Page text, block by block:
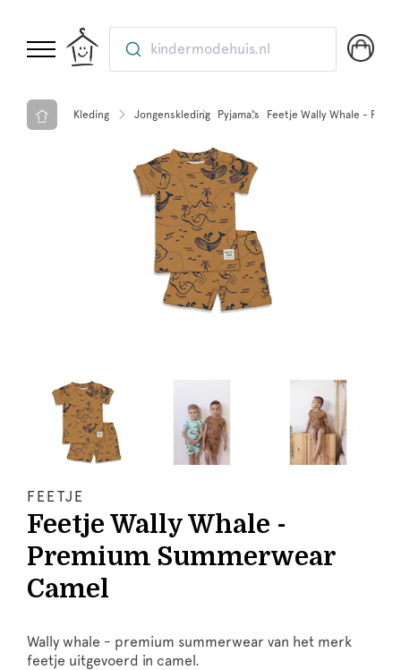
kindermodehuis.nl
Kleding Jongenskleding Pyjama's Feetje Wally Whale -
FEETJE
Feetje Wally Whale -
Premium Summerwear
Camel
Wally whale - premium summerwear van het merk
feetje uitgevoerd in camel.